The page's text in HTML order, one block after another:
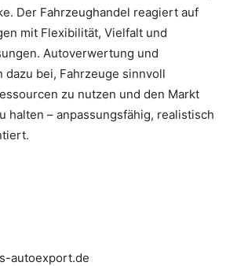
Der Fahrzeughandel reagiert auf
mit Flexibilität, Vielfalt und
Autoverwertung und
dazu bei, Fahrzeuge sinnvoll
zu nutzen und den Markt
halten – anpassungsfähig, realistisch
autoexport.de